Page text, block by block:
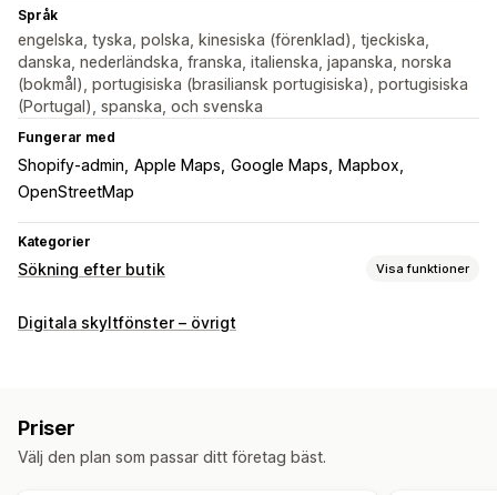
Språk
engelska, tyska, polska, kinesiska (förenklad), tjeckiska,
danska, nederländska, franska, italienska, japanska, norska
(bokmål), portugisiska (brasiliansk portugisiska), portugisiska
(Portugal), spanska, och svenska
Fungerar med
Shopify-admin Apple Maps Google Maps
Mapbox
OpenStreetMap
Kategorier
Sökning efter butik Visa funktioner
Visningsalternativ
Import och export
Digitala skyltfönster – övrigt
Priser
Välj den plan som passar ditt företag bäst.